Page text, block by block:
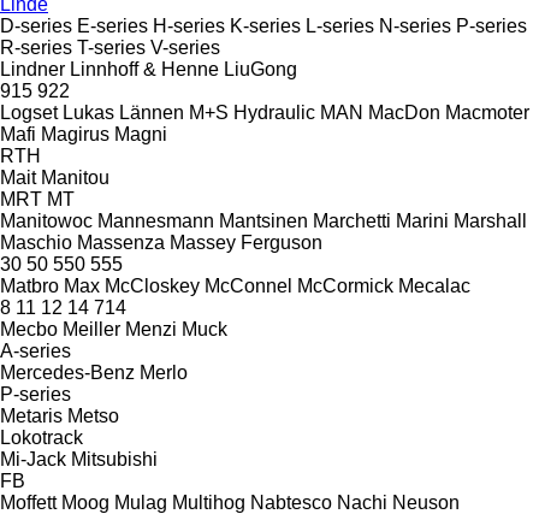
D-series E-series H-series K-series L-series N-series P-series
R-series T-series V-series
Lindner Linnhoff & Henne LiuGong
915 922
Logset Lukas Lännen M+S Hydraulic MAN MacDon Macmoter
Mafi Magirus Magni
RTH
Mait Manitou
MRT MT
Manitowoc Mannesmann Mantsinen Marchetti Marini Marshall
Maschio Massenza Massey Ferguson
30 50 550 555
Matbro Max McCloskey McConnel McCormick Mecalac
8 11 12 14 714
Mecbo Meiller Menzi Muck
A-series
Mercedes-Benz Merlo
P-series
Metaris Metso
Lokotrack
Mi-Jack Mitsubishi
FB
Moffett Moog Mulag Multihog Nabtesco Nachi Neuson